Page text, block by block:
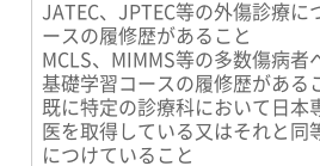
JATEC、JPTEC等の外傷診療に
ースの履修歴があること
MCLS、MIMMS等の多数傷病者
基礎学習コースの履修歴がある
既に特定の診療科において日本
医を取得している又はそれと同
につけていること